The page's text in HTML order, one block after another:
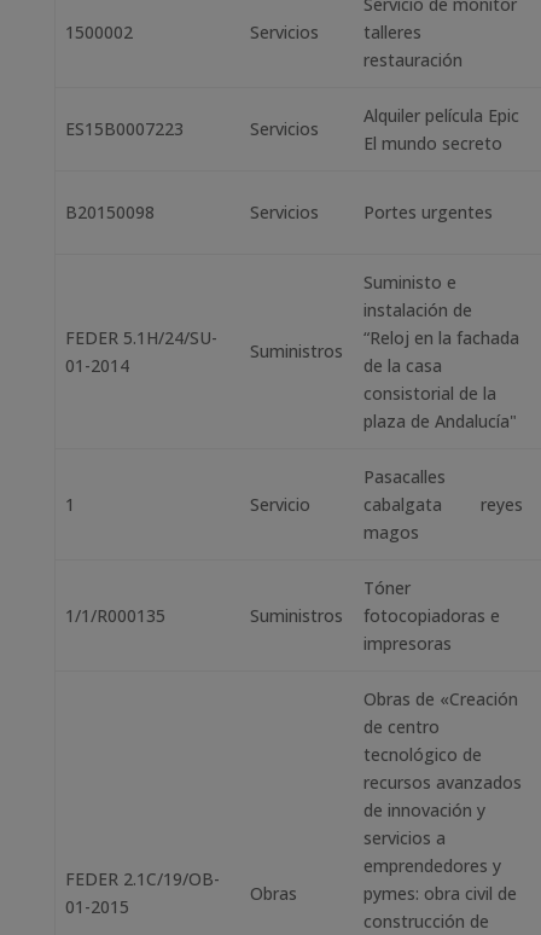
1500002 Servicios
talleres
restauración
ES15B0007223 Servicios
Alquiler película Epic
El mundo secreto
B20150098 Servicios Portes urgentes
FEDER 5.1H/24/SU-
01-2014
Suministros
Suministo e
instalación de
“Reloj en la fachada
de la casa
consistorial de la
plaza de Andalucía"
1 Servicio
Pasacalles
cabalgata reyes
magos
1/1/R000135 Suministros
Tóner
fotocopiadoras e
impresoras
FEDER 2.1C/19/OB-
01-2015
Obras
Obras de «Creación
de centro
tecnológico de
recursos avanzados
de innovación y
servicios a
emprendedores y
pymes: obra civil de
construcción de